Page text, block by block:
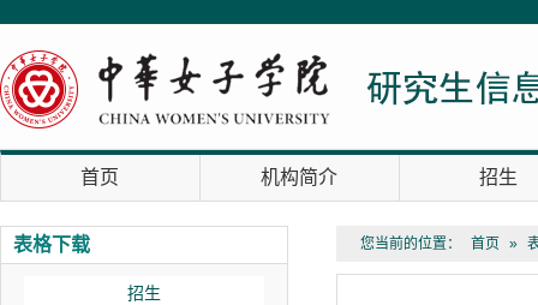
首页 机构简介 招生
表格下载
招生
您当前的位置： 首页 »